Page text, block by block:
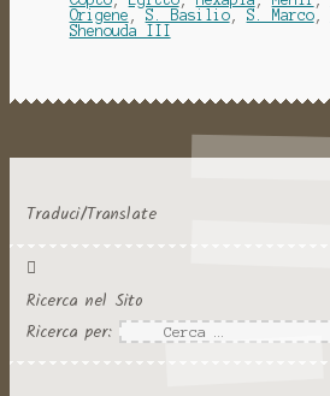
Origene
S. Basilio, S. Marco,
Shenouda III
Traduci/Translate
Ricerca nel Sito
Ricerca per: